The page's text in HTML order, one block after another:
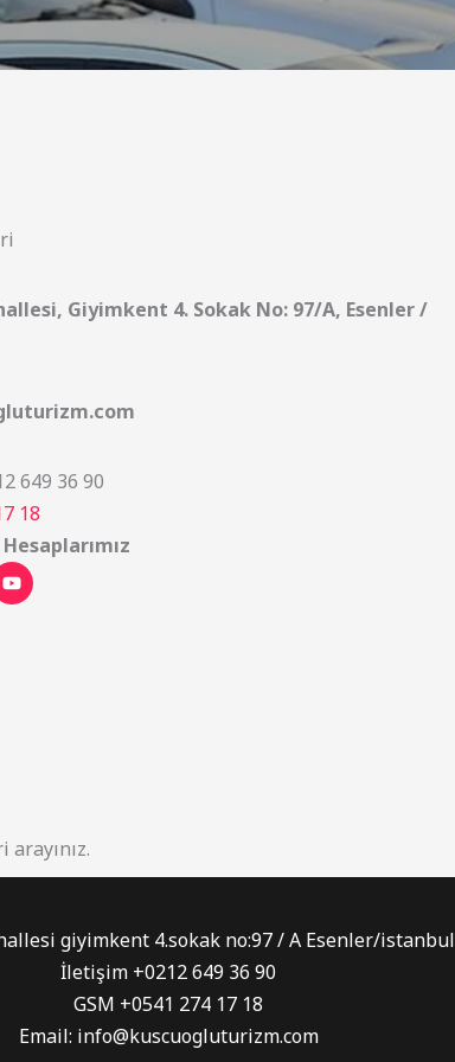
Giyimkent 4. Sokak No: 97/A, Esenler /
649 36 90
18
giyimkent 4.sokak no:97 / A Esenler/istanbul
İletişim +0212 649 36 90
GSM +0541 274 17 18
Email: info@kuscuogluturizm.com